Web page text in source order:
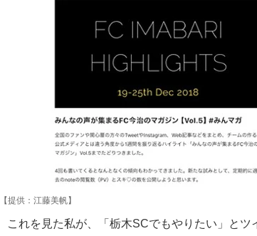
【提供：江藤美帆】
これを見た私が、「栃木SCでもやりたい」とツ